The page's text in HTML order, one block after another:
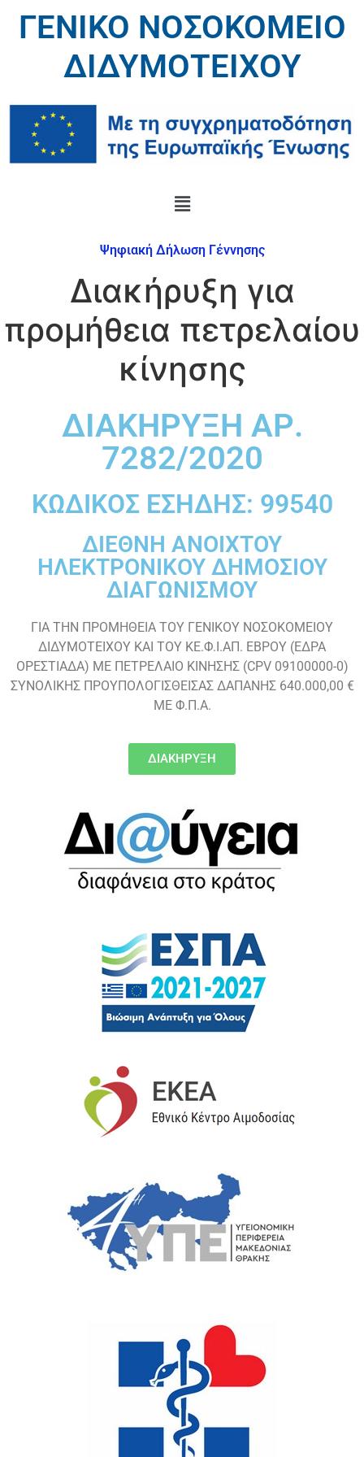
ΓΕΝΙΚΟ ΝΟΣΟΚΟΜΕΙΟ
ΔΙΔΥΜΟΤΕΙΧΟΥ
Ψηφιακή Δήλωση Γέννησης
Διακήρυξη για
προμήθεια πετρελαίου
κίνησης
ΔΙΑΚΗΡΥΞΗ ΑΡ.
7282/2020
ΚΩΔΙΚΟΣ ΕΣΗΔΗΣ: 99540
ΔΙΕΘΝΗ ΑΝΟΙΧΤΟΥ
ΗΛΕΚΤΡΟΝΙΚΟΥ ΔΗΜΟΣΙΟΥ
ΔΙΑΓΩΝΙΣΜΟΥ
ΓΙΑ ΤΗΝ ΠΡΟΜΗΘΕΙΑ ΤΟΥ ΓΕΝΙΚΟΥ ΝΟΣΟΚΟΜΕΙΟΥ
ΔΙΔΥΜΟΤΕΙΧΟΥ ΚΑΙ ΤΟΥ ΚΕ.Φ.Ι.ΑΠ. ΕΒΡΟΥ (ΕΔΡΑ
ΟΡΕΣΤΙΑΔΑ) ME ΠΕΤΡΕΛΑΙΟ ΚΙΝΗΣΗΣ (CPV 09100000-0)
ΣΥΝΟΛΙΚΗΣ ΠΡΟΥΠΟΛΟΓΙΣΘΕΙΣΑΣ ΔΑΠΑΝΗΣ 640.000,00 €
ΜΕ Φ.Π.Α.
ΔΙΑΚΗΡΥΞΗ